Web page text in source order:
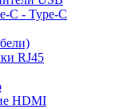
C - Type-C
RJ45
HDMI